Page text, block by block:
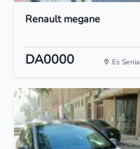
Renault megane
DA0000 Es Senia